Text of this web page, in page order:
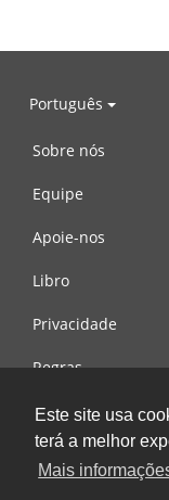
Este site usa
terá a melhor
Mais
Português
Sobre nós
Equipe
Apoie-nos
Libro
Privacidade
Regras
Contacte-nos